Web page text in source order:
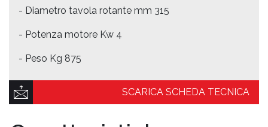
- Diametro tavola rotante mm 315
- Potenza motore Kw 4
- Peso Kg 875
SCARICA SCHEDA TECNICA